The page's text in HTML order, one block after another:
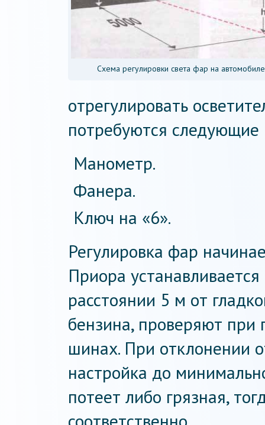
Схема регулировки света фар на
отрегулировать
потребуются следующие
Манометр.
Фанера.
Ключ на «6».
Регулировка фар
Приора
расстоянии 5 м от
бензина, проверяют
шинах. При отклонении
настройка до
потеет либо грязная,